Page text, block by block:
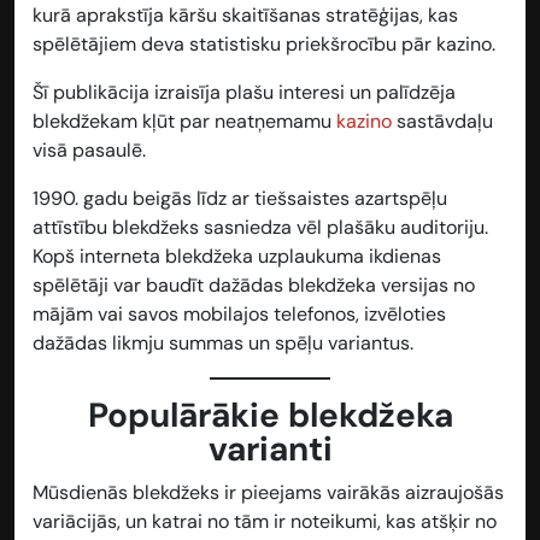
kurā aprakstīja kāršu skaitīšanas stratēģijas, kas
spēlētājiem deva statistisku priekšrocību pār kazino.
Šī publikācija izraisīja plašu interesi un palīdzēja
blekdžekam kļūt par neatņemamu kazinosastāvdaļu
visā pasaulē.
1990. gadu beigās līdz ar tiešsaistes azartspēļu
attīstību blekdžeks sasniedza vēl plašāku auditoriju.
Kopš interneta blekdžeka uzplaukuma ikdienas
spēlētāji var baudīt dažādas blekdžeka versijas no
mājām vai savos mobilajos telefonos, izvēloties
dažādas likmju summas un spēļu variantus.
Populārākie blekdžeka
varianti
Mūsdienās blekdžeks ir pieejams vairākās aizraujošās
variācijās, un katrai no tām ir noteikumi, kas atšķir no